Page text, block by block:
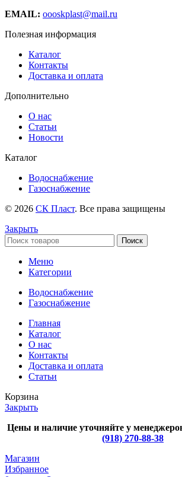
EMAIL: oooskplast@mail.ru
Полезная информация
Каталог
Контакты
Доставка и оплата
Дополнительно
О нас
Статьи
Новости
Каталог
Водоснабжение
Газоснабжение
© 2026 СК Пласт. Все права защищены
Закрыть
Поиск
Меню
Категории
Водоснабжение
Газоснабжение
Главная
Каталог
О нас
Контакты
Доставка и оплата
Статьи
Корзина
Закрыть
Цены и наличие уточняйте у
(918) 270-88-38
Магазин
Избранное